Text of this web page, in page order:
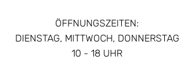
ÖFFNUNGSZEITEN:
DIENSTAG, MITTWOCH, DONNERSTAG
10 - 18 UHR